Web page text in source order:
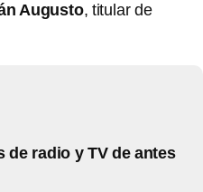
Augusto, titular de
de radio y TV de antes